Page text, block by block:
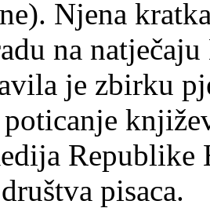
Njena
na
je zbirku
Republike
pisaca.